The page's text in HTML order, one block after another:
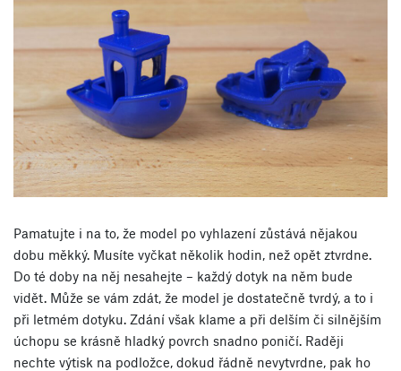
Pamatujte i na to, že model po vyhlazení zůstává nějakou
dobu měkký. Musíte vyčkat několik hodin, než opět ztvrdne.
Do té doby na něj nesahejte – každý dotyk na něm bude
vidět. Může se vám zdát, že model je dostatečně tvrdý, a to i
při letmém dotyku. Zdání však klame a při delším či silnějším
úchopu se krásně hladký povrch snadno poničí. Raději
nechte výtisk na podložce, dokud řádně nevytvrdne, pak ho